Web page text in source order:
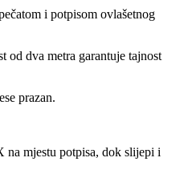
i potpisom ovlašetnog
od dva metra garantuje tajnost
prazan.
na mjestu potpisa, dok slijepi i